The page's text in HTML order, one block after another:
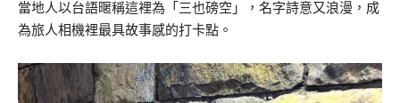
當地人以台語暱稱這裡為「三也磅空」，名字詩意又浪漫，成
為旅人相機裡最具故事感的打卡點。